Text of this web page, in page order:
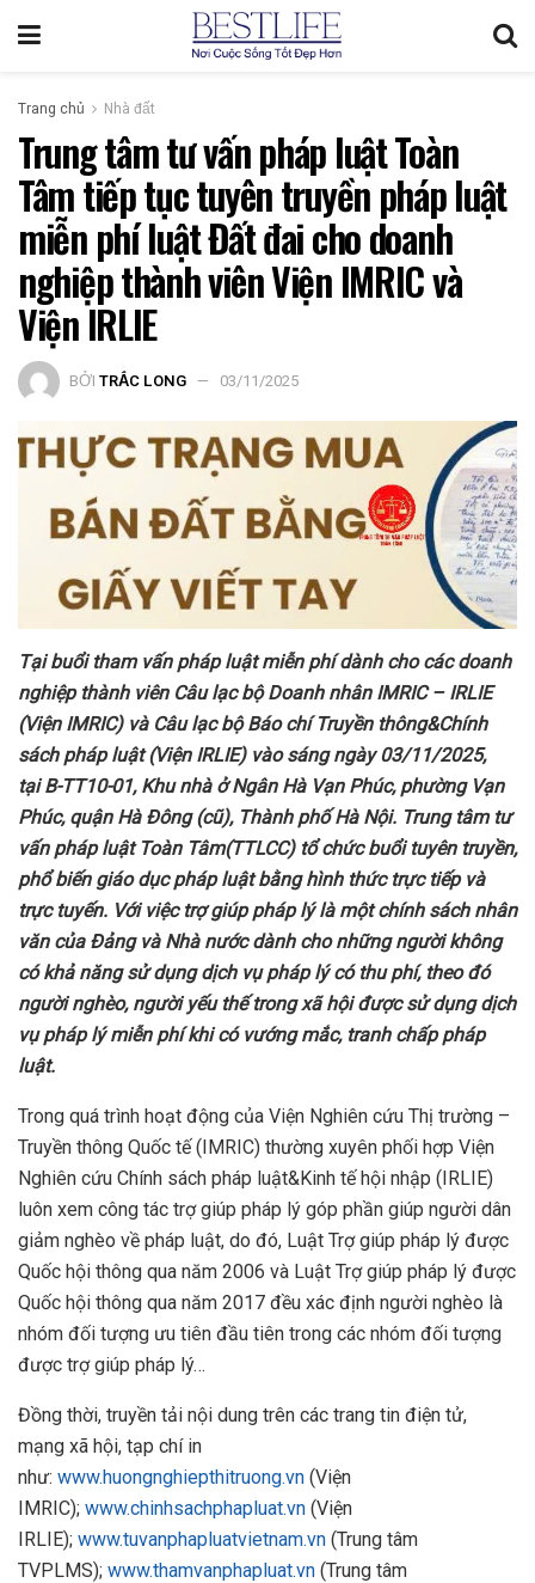
Trang chủ Nhà đất
Trung tâm tư vấn pháp luật Toàn
Tâm tiếp tục tuyên truyền pháp luật
miễn phí luật Đất đai cho doanh
nghiệp thành viên Viện IMRIC và
Viện IRLIE
BỞI TRẮC LONG 03/11/2025
Tại buổi tham vấn pháp luật miễn phí dành cho các doanh
nghiệp thành viên Câu lạc bộ Doanh nhân IMRIC – IRLIE
(Viện IMRIC) và Câu lạc bộ Báo chí Truyền thông&Chính
sách pháp luật (Viện IRLIE) vào sáng ngày03/11/2025,
tại B-TT10-01, Khu nhà ở Ngân Hà Vạn Phúc, phường Vạn
Phúc, quận Hà Đông (cũ), Thành phố Hà Nội. Trung tâm tư
vấn pháp luật Toàn Tâm(TTLCC) tổ chức buổi tuyên truyền,
phổ biến giáo dục pháp luật bằng hình thức trực tiếp và
trực tuyến. Với việc trợ giúp pháp lý là một chính sách nhân
văn của Đảng và Nhà nước dành cho những người không
có khả năng sử dụng dịch vụ pháp lý có thu phí, theo đó
người nghèo, người yếu thế trong xã hội được sử dụng dịch
vụ pháp lý miễn phí khi có vướng mắc, tranh chấp pháp
luật.
Trong quá trình hoạt động của Viện Nghiên cứu Thị trường –
Truyền thông Quốc tế (IMRIC) thường xuyên phối hợp Viện
Nghiên cứu Chính sách pháp luật&Kinh tế hội nhập (IRLIE)
luôn xem công tác trợ giúp pháp lý góp phần giúp người dân
giảm nghèo về pháp luật, do đó, Luật Trợ giúp pháp lý được
Quốc hội thông qua năm 2006 và Luật Trợ giúp pháp lý được
Quốc hội thông qua năm 2017 đều xác định người nghèo là
nhóm đối tượng ưu tiên đầu tiên trong các nhóm đối tượng
được trợ giúp pháp lý…
Đồng thời, truyền tải nội dung trên các trang tin điện tử,
mạng xã hội, tạp chí in
như: www.huongnghiepthitruong.vn (Viện
IMRIC); www.chinhsachphapluat.vn (Viện
IRLIE); www.tuvanphapluatvietnam.vn (Trung tâm
TVPLMS); www.thamvanphapluat.vn (Trung tâm